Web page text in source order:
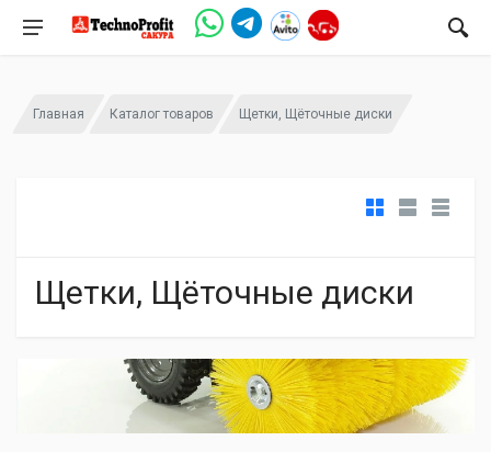
Главная Каталог товаров Щетки, Щёточные диски
Щетки, Щёточные диски